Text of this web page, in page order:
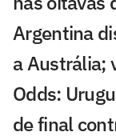
Argentina
a Austrália;
Odds:
de final